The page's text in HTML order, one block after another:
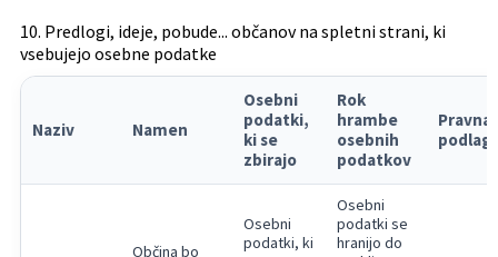
10. Predlogi, ideje, pobude... občanov na spletni strani, ki
vsebujejo osebne podatke
Naziv Namen
Osebni
podatki,
ki se
zbirajo
Rok
hrambe
osebnih
podatkov
Pravna
Občina bo
Osebni
podatki, ki
Osebni
podatki se
hranijo do